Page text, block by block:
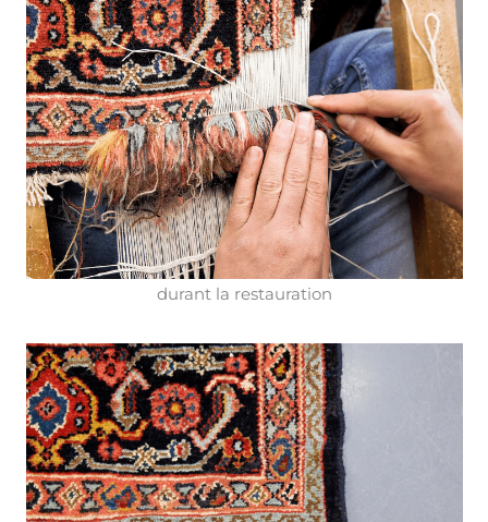
durant la restauration